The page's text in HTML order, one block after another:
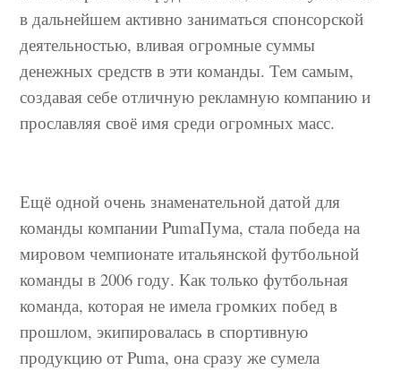
в дальнейшем активно заниматься спонсорской
деятельностью, вливая огромные суммы
денежных средств в эти команды. Тем самым,
создавая себе отличную рекламную компанию и
прославляя своё имя среди огромных масс.
Ещё одной очень знаменательной датой для
команды компанииPumaПума, стала победа на
мировом чемпионате итальянской футбольной
команды в 2006 году. Как только футбольная
команда, которая не имела громких побед в
прошлом, экипировалась в спортивную
продукцию от Puma, она сразу же сумела